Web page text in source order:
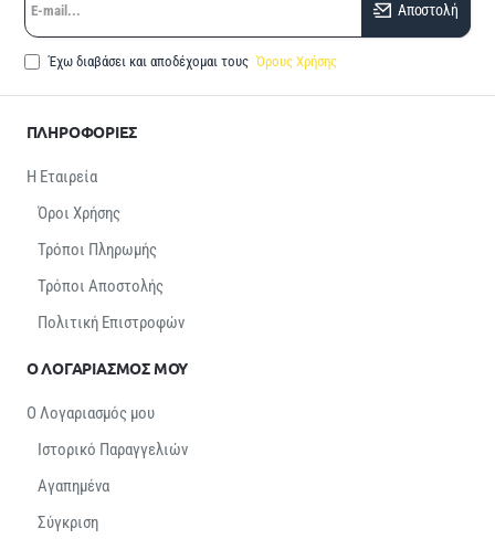
mail...
Αποστολή
Έχω διαβάσει και αποδέχομαι τους Όρους Χρήσης
ΠΛΗΡΟΦΟΡΙΕΣ
Η Εταιρεία
Όροι Χρήσης
Τρόποι Πληρωμής
Τρόποι Αποστολής
Πολιτική Επιστροφών
Ο ΛΟΓΑΡΙΑΣΜΟΣ ΜΟΥ
Ο Λογαριασμός μου
Ιστορικό Παραγγελιών
Αγαπημένα
Σύγκριση